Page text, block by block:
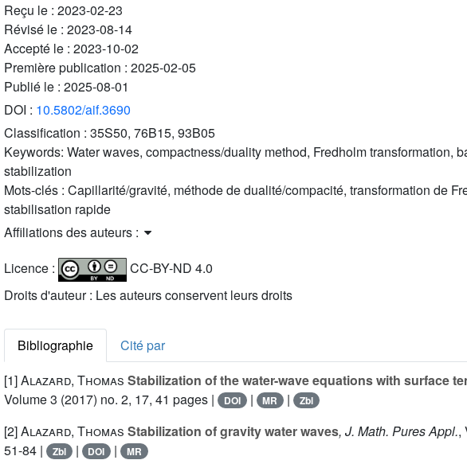
Reçu le : 2023-02-23
Révisé le : 2023-08-14
Accepté le : 2023-10-02
Première publication : 2025-02-05
Publié le : 2025-08-01
DOI : 10.5802/aif.3690
Classification : 35S50, 76B15, 93B05
Keywords: Water waves, compactness/duality method, Fredholm transformation,
stabilization
Mots-clés : Capillarité/gravité, méthode de dualité/compacité, transformation de
stabilisation rapide
Affiliations des auteurs :
Licence :
CC-BY-ND 4.0
Droits d'auteur : Les auteurs conservent leurs droits
Bibliographie
Cité par
[1]Alazard, Thomas Stabilization of the water-wave equations with surface
Volume 3 (2017) no. 2, 17, 41 pages | DOI | MR | Zbl
[2]Alazard, Thomas Stabilization of gravity water waves, J. Math. Pures Appl.,
51-84 |
Zbl | DOI | MR